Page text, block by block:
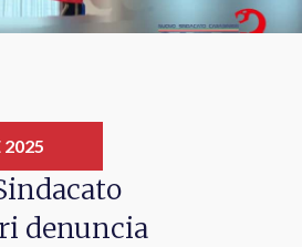
2025
denuncia